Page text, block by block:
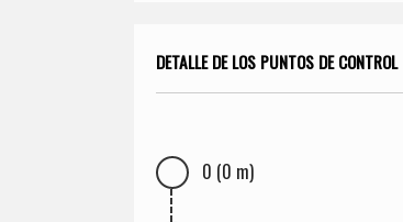
DETALLE DE LOS PUNTOS DE CONTROL
0 (0 m)